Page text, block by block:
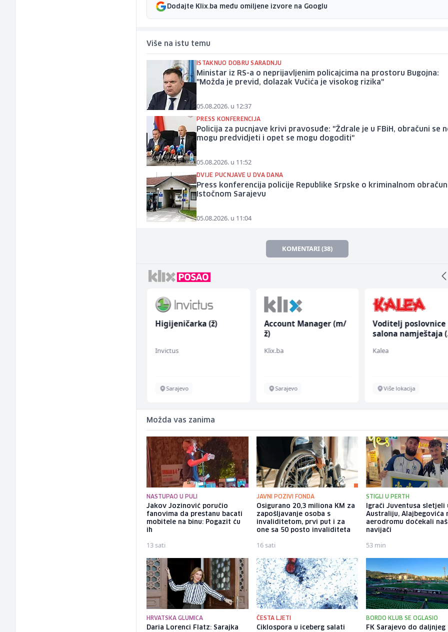
Dodajte Klix.ba među omiljene izvore na Googlu
Više na istu temu
ISTAKNUO DOBRU SARADNJU
Ministar iz RS-a o neprijavljenim policajcima na prostoru Bugojna:
"Možda je previd, dolazak Vučića je visokog rizika"
05.08.2026. u 12:37
PRESS KONFERENCIJA
Policija za pucnjave krivi pravosuđe: "Ždrale je u FBiH, obračuni se
mogu predvidjeti i opet se mogu dogoditi"
05.08.2026. u 11:52
DVIJE PUCNJAVE U DVA DANA
Press konferencija policije Republike Srpske o kriminalnom
Istočnom Sarajevu
05.08.2026. u 11:04
KOMENTARI (38)
Higijeničarka (ž)
Invictus
Sarajevo
Account Manager (m/
ž)
Klix.ba
Sarajevo
Voditelj poslovnice
salona namještaja
Kalea
Više lokacija
Možda vas zanima
NASTUPAO U PULI
Jakov Jozinović poručio
fanovima da prestanu bacati
mobitele na binu: Pogazit ću
ih
13 sati
JAVNI POZIVI FONDA
Osigurano 20,3 miliona KM za
zapošljavanje osoba s
invaliditetom, prvi put i za
one sa 50 posto invaliditeta
16 sati
STIGLI U PERTH
Igrači Juventusa sletjeli
Australiju, Alajbegovića
aerodromu dočekali
navijači
53 min
HRVATSKA GLUMICA
Daria Lorenci Flatz: Sarajka
ČESTA LJETI
Ciklospora u iceberg salati
BORDO KLUB SE OGLASIO
FK Sarajevo do daljnjeg